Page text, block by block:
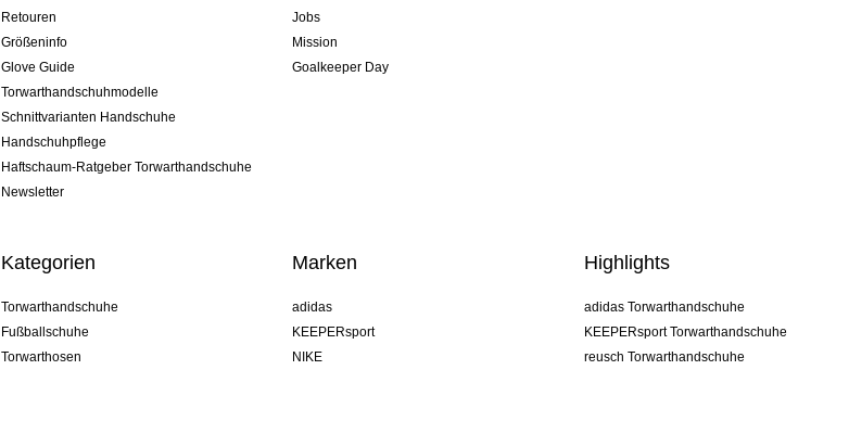
Retouren
Größeninfo
Glove Guide
Torwarthandschuhmodelle
Schnittvarianten Handschuhe
Handschuhpflege
Haftschaum-Ratgeber Torwarthandschuhe
Newsletter
Jobs
Mission
Goalkeeper Day
Kategorien
Torwarthandschuhe
Fußballschuhe
Torwarthosen
Marken
adidas
KEEPERsport
NIKE
Highlights
adidas Torwarthandschuhe
KEEPERsport Torwarthandschuhe
reusch Torwarthandschuhe